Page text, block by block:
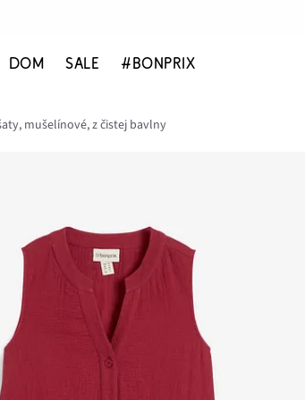
DOM SALE #BONPRIX
mušelínové, z čistej bavlny